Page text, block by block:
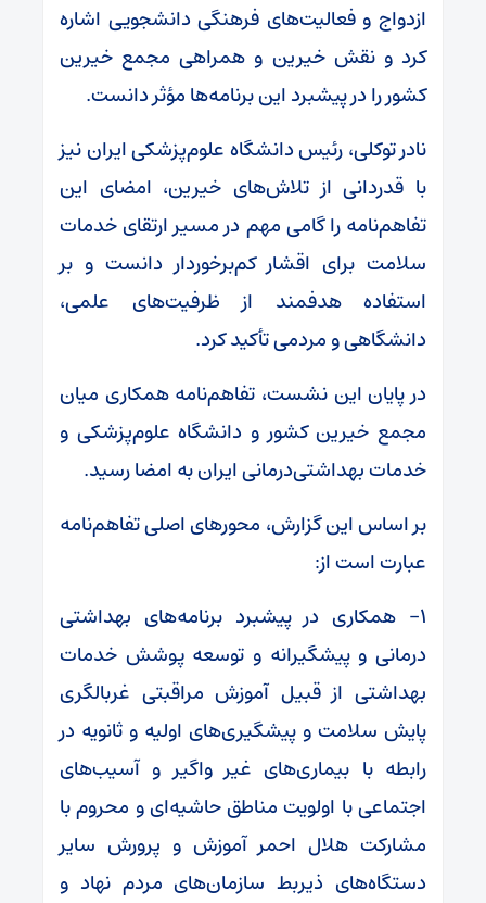
ازدواج و فعالیت‌های فرهنگی دانشجویی اشاره
کرد و نقش خیرین و همراهی مجمع خیرین
کشور را در پیشبرد این برنامه‌ها مؤثر دانست.
نادر توکلی، رئیس دانشگاه علوم‌پزشکی ایران نیز
با قدردانی از تلاش‌های خیرین، امضای این
تفاهم‌نامه را گامی مهم در مسیر ارتقای خدمات
سلامت برای اقشار کم‌برخوردار دانست و بر
استفاده هدفمند از ظرفیت‌های علمی،
دانشگاهی و مردمی تأکید کرد.
در پایان این نشست، تفاهم‌نامه همکاری میان
مجمع خیرین کشور و دانشگاه علوم‌پزشکی و
خدمات بهداشتی‌درمانی ایران به امضا رسید.
بر اساس این گزارش، محورهای اصلی تفاهم‌نامه
عبارت است از:
۱- همکاری در پیشبرد برنامه‌های بهداشتی
درمانی و پیشگیرانه و توسعه پوشش خدمات
بهداشتی از قبیل آموزش مراقبتی غربالگری
پایش سلامت و پیشگیری‌های اولیه و ثانویه در
رابطه با بیماری‌های غیر واگیر و آسیب‌های
اجتماعی با اولویت مناطق حاشیه‌ای و محروم با
مشارکت هلال احمر آموزش و پرورش سایر
دستگاه‌های ذیربط سازمان‌های مردم نهاد و